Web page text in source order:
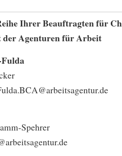
Ihrer Beauftragten für
Agenturen für Arbeit
Spehrer